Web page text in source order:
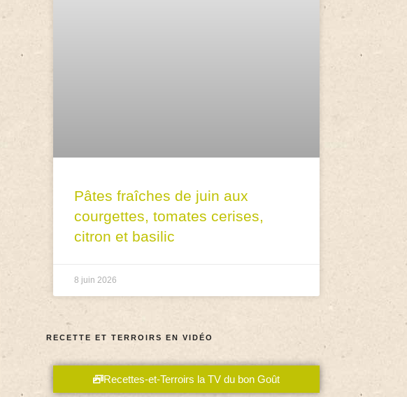
Pâtes fraîches de juin aux
courgettes, tomates cerises,
citron et basilic
8 juin 2026
RECETTE ET TERROIRS EN VIDÉO
Recettes-et-Terroirs la TV du bon Goût